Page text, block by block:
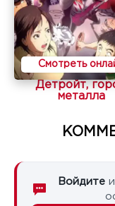
Смотреть
Детройт,
металла
Войдите